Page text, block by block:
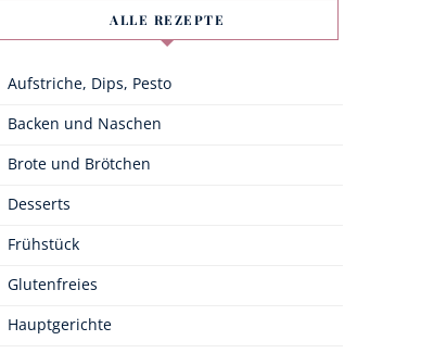
ALLE REZEPTE
Aufstriche, Dips, Pesto
Backen und Naschen
Brote und Brötchen
Desserts
Frühstück
Glutenfreies
Hauptgerichte